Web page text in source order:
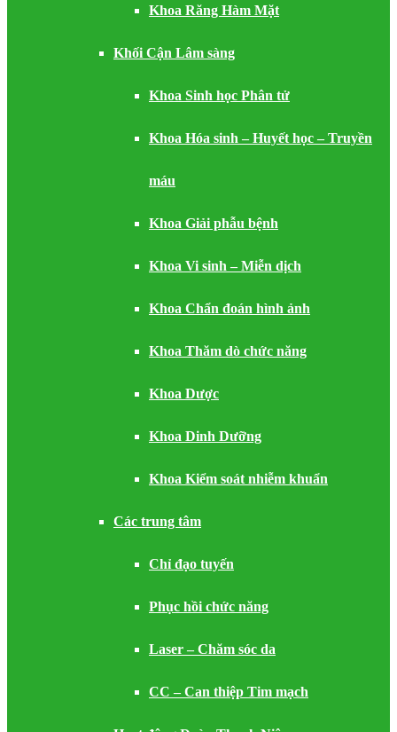
Khoa Răng Hàm Mặt
Khối Cận Lâm sàng
Khoa Sinh học Phân tử
Khoa Hóa sinh – Huyết học – Truyền
máu
Khoa Giải phẫu bệnh
Khoa Vi sinh – Miễn dịch
Khoa Chẩn đoán hình ảnh
Khoa Thăm dò chức năng
Khoa Dược
Khoa Dinh Dưỡng
Khoa Kiểm soát nhiễm khuẩn
Các trung tâm
Chỉ đạo tuyến
Phục hồi chức năng
Laser – Chăm sóc da
CC – Can thiệp Tim mạch